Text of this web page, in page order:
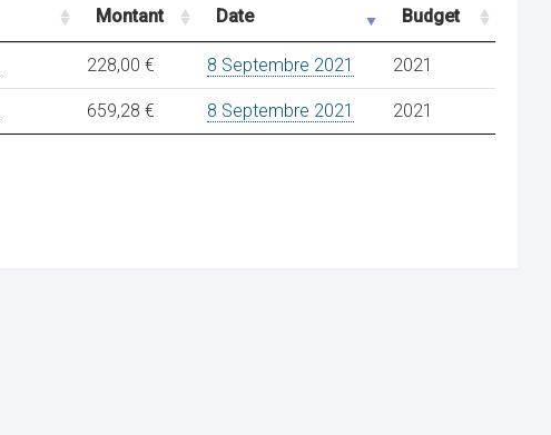
Montant Date Budget
228,00 € 8 Septembre 2021 2021
659,28 € 8 Septembre 2021 2021